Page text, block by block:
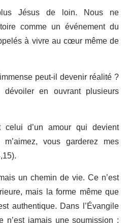
Jésus de loin. Nous ne
comme un événement du
à vivre au cœur même de
peut-il devenir réalité ?
en ouvrant plusieurs
d’un amour qui devient
vous garderez mes
un chemin de vie. Ce n’est
mais la forme même que
authentique. Dans l’Évangile